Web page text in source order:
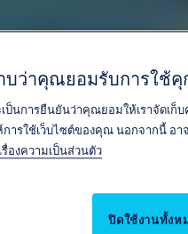
บว่าคุณยอมรับการใช้
ป็นการยืนยันว่าคุณยอมให้เราจัดเ
การใช้เว็บไซต์ของคุณ นอกจากนี้
องความเป็นส่วนตัว
ปิดใช้งานทั้งห